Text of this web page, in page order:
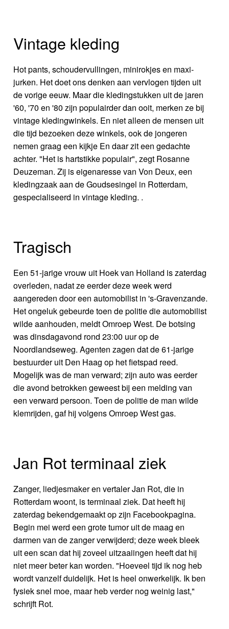
Vintage kleding
Hot pants, schoudervullingen, minirokjes en maxi-
jurken. Het doet ons denken aan vervlogen tijden uit
de vorige eeuw. Maar die kledingstukken uit de jaren
'60, '70 en '80 zijn populairder dan ooit, merken ze bij
vintage kledingwinkels. En niet alleen de mensen uit
die tijd bezoeken deze winkels, ook de jongeren
nemen graag een kijkje En daar zit een gedachte
achter. "Het is hartstikke populair", zegt Rosanne
Deuzeman. Zij is eigenaresse van Von Deux, een
kledingzaak aan de Goudsesingel in Rotterdam,
gespecialiseerd in vintage kleding. .
Tragisch
Een 51-jarige vrouw uit Hoek van Holland is zaterdag
overleden, nadat ze eerder deze week werd
aangereden door een automobilist in 's-Gravenzande.
Het ongeluk gebeurde toen de politie die automobilist
wilde aanhouden, meldt Omroep West. De botsing
was dinsdagavond rond 23:00 uur op de
Noordlandseweg. Agenten zagen dat de 61-jarige
bestuurder uit Den Haag op het fietspad reed.
Mogelijk was de man verward; zijn auto was eerder
die avond betrokken geweest bij een melding van
een verward persoon. Toen de politie de man wilde
klemrijden, gaf hij volgens Omroep West gas.
Jan Rot terminaal ziek
Zanger, liedjesmaker en vertaler Jan Rot, die in
Rotterdam woont, is terminaal ziek. Dat heeft hij
zaterdag bekendgemaakt op zijn Facebookpagina.
Begin mei werd een grote tumor uit de maag en
darmen van de zanger verwijderd; deze week bleek
uit een scan dat hij zoveel uitzaaiingen heeft dat hij
niet meer beter kan worden. "Hoeveel tijd ik nog heb
wordt vanzelf duidelijk. Het is heel onwerkelijk. Ik ben
fysiek snel moe, maar heb verder nog weinig last,"
schrijft Rot.